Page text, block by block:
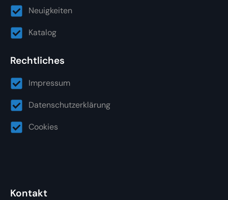
Neuigkeiten
Katalog
Rechtliches
Impressum
Datenschutzerklärung
Cookies
Kontakt